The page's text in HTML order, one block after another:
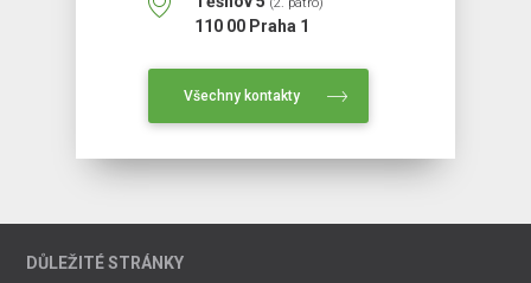
110 00 Praha 1
Všechny kontakty
DŮLEŽITÉ STRÁNKY